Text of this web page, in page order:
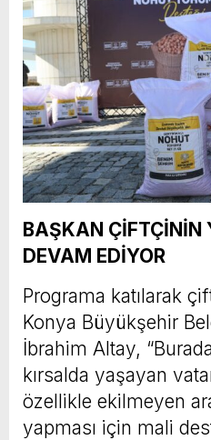
BAŞKAN ÇİFTÇİNİN
DEVAM EDİYOR
Programa katılarak
Konya Büyükşehir
İbrahim Altay,
kırsalda yaşayan
özellikle ekilmeyen
yapması için mali